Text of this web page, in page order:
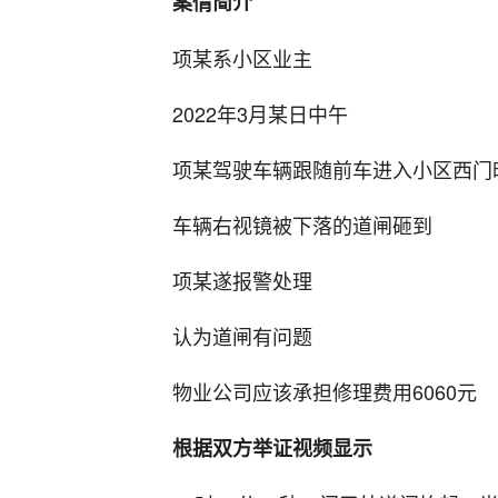
项某系小区业主
2022年3月某日中午
项某驾驶车辆跟随前车进入小区西门
车辆右视镜被下落的道闸砸到
项某遂报警处理
认为道闸有问题
物业公司应该承担修理费用6060元
根据双方举证视频显示